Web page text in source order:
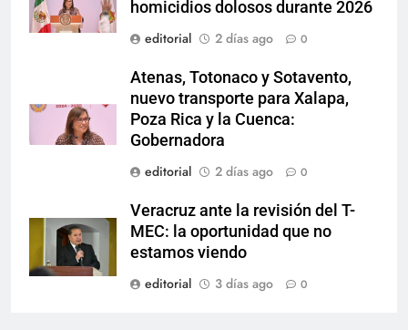
homicidios dolosos durante 2026
editorial
2 días ago 0
Atenas, Totonaco y Sotavento,
nuevo transporte para Xalapa,
Poza Rica y la Cuenca:
Gobernadora
editorial
2 días ago 0
Veracruz ante la revisión del T-
MEC: la oportunidad que no
estamos viendo
editorial
3 días ago 0